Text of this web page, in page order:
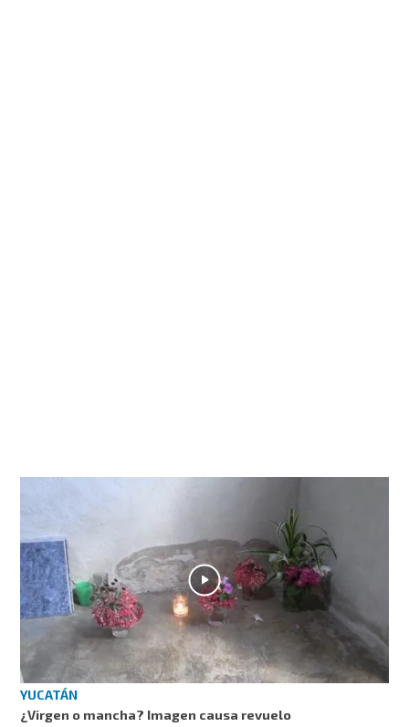
YUCATÁN
¿Virgen o mancha? Imagen causa revuelo